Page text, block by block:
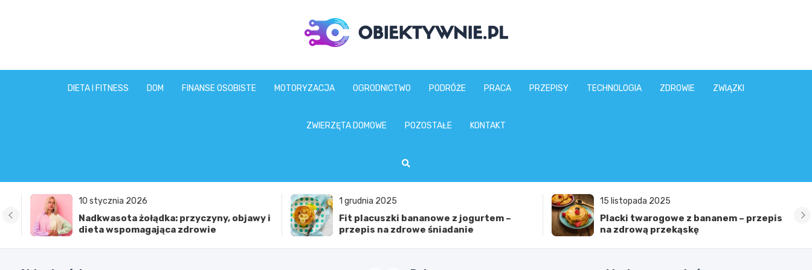
obiektywnie.pl
DIETA I FITNESS DOM FINANSE OSOBISTE MOTORYZACJA OGRODNICTWO PODRÓŻE PRACA PRZEPISY TECHNOLOGIA ZDROWIE ZWIĄZKI
ZWIERZĘTA DOMOWE POZOSTAŁE KONTAKT
10 stycznia 2026
Nadkwasota żołądka: przyczyny, objawy i
dieta wspomagająca zdrowie
1 grudnia 2025
Fit placuszki bananowe z jogurtem –
przepis na zdrowe śniadanie
15 listopada 2025
Placki twarogowe z bananem – przepis
na zdrową przekąskę